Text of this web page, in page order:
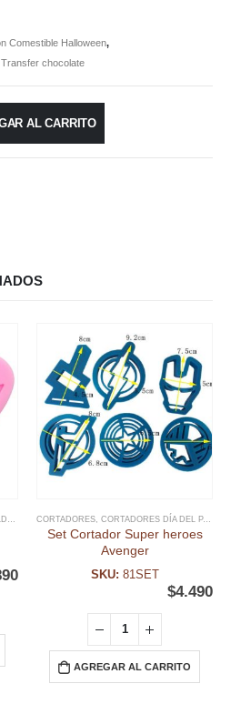
Comestible Halloween,
Transfer chocolate
AL CARRITO
,RELIGIOSOS
CORTADORES CORTADORES DÍA DEL PADRE
Set Cortador Super heroes
Avenger
SKU: 81SET
$4.490
AGREGAR AL CARRITO